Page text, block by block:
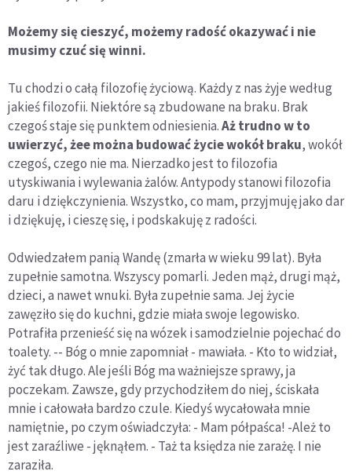
Możemy się cieszyć, możemy radość okazywać i nie
musimy czuć się winni.
Tu chodzi o całą filozofię życiową. Każdy z nas żyje według
jakieś filozofii. Niektóre są zbudowane na braku. Brak
czegoś staje się punktem odniesienia.Aż trudno w to
uwierzyć, żee można budować życie wokół braku, wokół
czegoś, czego nie ma. Nierzadko jest to filozofia
utyskiwania i wylewania żalów. Antypody stanowi filozofia
daru i dziękczynienia. Wszystko, co mam, przyjmuję jako dar
i dziękuję, i cieszę się, i podskakuję z radości.
Odwiedzałem panią Wandę (zmarła w wieku 99 lat). Była
zupełnie samotna. Wszyscy pomarli. Jeden mąż, drugi mąż,
dzieci, a nawet wnuki. Była zupełnie sama. Jej życie
zawęziło się do kuchni, gdzie miała swoje legowisko.
Potrafiła przenieść się na wózek i samodzielnie pojechać do
toalety. -- Bóg o mnie zapomniał - mawiała. - Kto to widział,
żyć tak długo. Ale jeśli Bóg ma ważniejsze sprawy, ja
poczekam. Zawsze, gdy przychodziłem do niej, ściskała
mnie i całowała bardzo czule. Kiedyś wycałowała mnie
namiętnie, po czym oświadczyła: - Mam półpaśca! -Ależ to
jest zaraźliwe - jęknąłem. - Taż ta księdza nie zarażę. I nie
zaraziła.